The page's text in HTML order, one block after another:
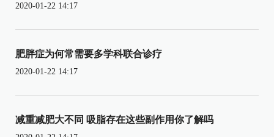
2020-01-22 14:17
肥胖症为何常需要多学科联合诊疗
2020-01-22 14:17
减重减肥大不同 吸脂存在这些副作用你了解吗